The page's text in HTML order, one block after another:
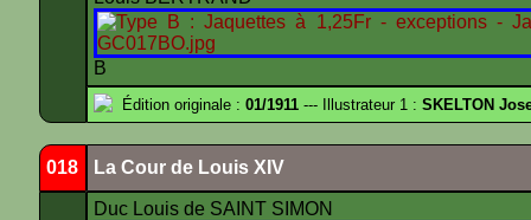
B
Édition originale : 01/1911 --- Illustrateur 1 : SKELTON
018 La Cour de Louis XIV
Duc Louis de SAINT SIMON